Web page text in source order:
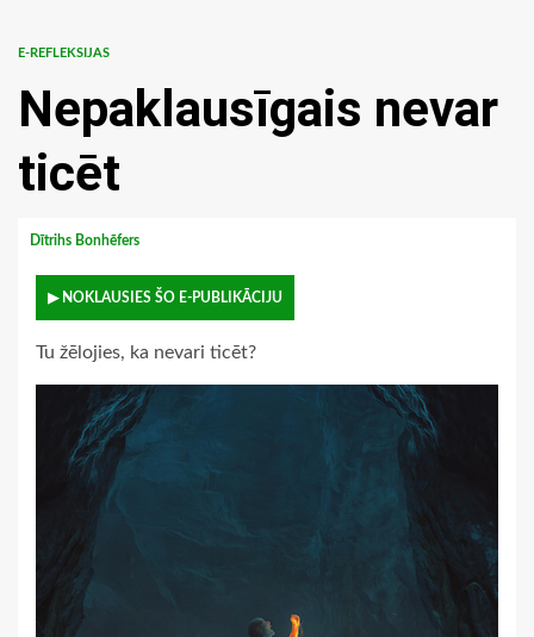
E-REFLEKSIJAS
Nepaklausīgais nevar
ticēt
Dītrihs Bonhēfers
▶ NOKLAUSIES ŠO E-PUBLIKĀCIJU
Tu žēlojies, ka nevari ticēt?